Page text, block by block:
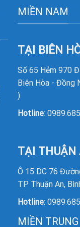
MIỀN NAM
TẠI BIÊN
Số 65 Hẻm 970
Biên Hòa - Đồng
)
Hotline:
TẠI THUẬN
Ô 15 DC 76
TP Thuận An,
Hotline:
MIỀN TRUNG